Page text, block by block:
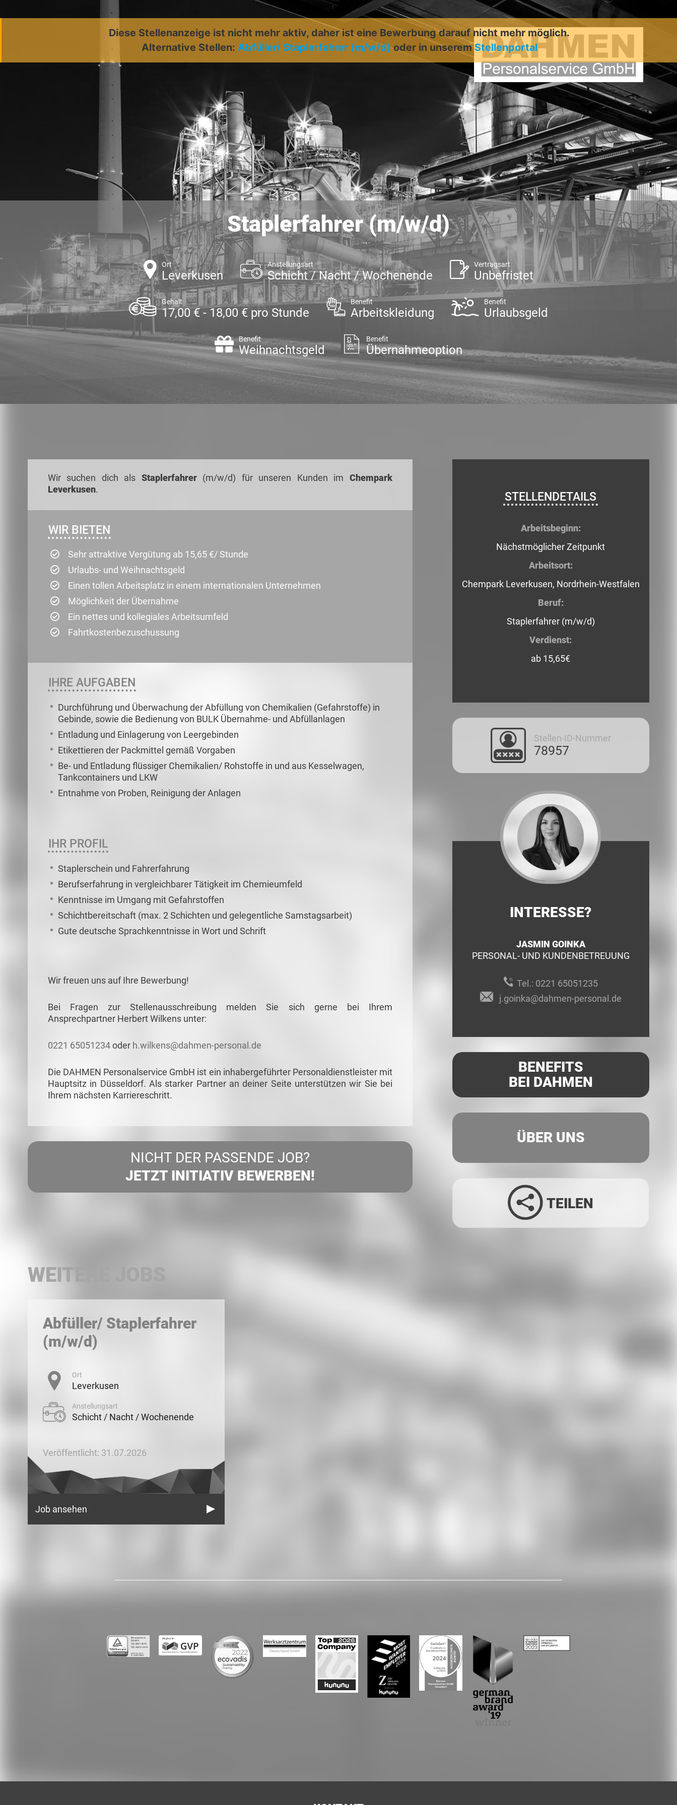
Diese Stellenanzeige ist nicht mehr aktiv, daher ist eine Bewerbung darauf nicht mehr möglich.
Alternative Stellen: Abfüller/ Staplerfahrer (m/w/d) oder in unseremStellenportal
Staplerfahrer (m/w/d)
Ort
Leverkusen
Anstellungsart
Schicht / Nacht / Wochenende
Vertragsart
Unbefristet
Gehalt
17,00 € - 18,00 € pro Stunde
Benefit
Arbeitskleidung
Benefit
Urlaubsgeld
Benefit
Weihnachtsgeld
Benefit
Übernahmeoption
Wir suchen dich als Staplerfahrer(m/w/d) für unseren Kunden im Chempark
Leverkusen.
WIR BIETEN
Sehr attraktive Vergütung ab 15,65 €/ Stunde
Urlaubs- und Weihnachtsgeld
Einen tollen Arbeitsplatz in einem internationalen Unternehmen
Möglichkeit der Übernahme
Ein nettes und kollegiales Arbeitsumfeld
Fahrtkostenbezuschussung
IHRE AUFGABEN
Durchführung und Überwachung der Abfüllung von Chemikalien (Gefahrstoffe) in
Gebinde, sowie die Bedienung von BULK Übernahme- und Abfüllanlagen
Entladung und Einlagerung von Leergebinden
Etikettieren der Packmittel gemäß Vorgaben
Be- und Entladung flüssiger Chemikalien/ Rohstoffe in und aus Kesselwagen,
Tankcontainers und LKW
Entnahme von Proben, Reinigung der Anlagen
IHR PROFIL
Staplerschein und Fahrerfahrung
Berufserfahrung in vergleichbarer Tätigkeit im Chemieumfeld
Kenntnisse im Umgang mit Gefahrstoffen
Schichtbereitschaft (max. 2 Schichten und gelegentliche Samstagsarbeit)
Gute deutsche Sprachkenntnisse in Wort und Schrift
Wir freuen uns auf Ihre Bewerbung!
Bei Fragen zur Stellenausschreibung melden Sie sich gerne bei Ihrem
Ansprechpartner Herbert Wilkens unter:
0221 65051234oder h.wilkens@dahmen-personal.de
Die DAHMEN Personalservice GmbH ist ein inhabergeführter Personaldienstleister mit
Hauptsitz in Düsseldorf. Als starker Partner an deiner Seite unterstützen wir Sie bei
Ihrem nächsten Karriereschritt.
NICHT DER PASSENDE JOB?
JETZT INITIATIV BEWERBEN!
STELLENDETAILS
Arbeitsbeginn:
Nächstmöglicher Zeitpunkt
Arbeitsort:
Chempark Leverkusen, Nordrhein-Westfalen
Beruf:
Staplerfahrer (m/w/d)
Verdienst:
ab 15,65€
Stellen-ID-Nummer
78957
INTERESSE?
JASMIN GOINKA
PERSONAL- UND KUNDENBETREUUNG
Tel.: 0221 65051235
j.goinka@dahmen-personal.de
BENEFITS
BEI DAHMEN
ÜBER UNS
TEILEN
WEITERE JOBS
Abfüller/ Staplerfahrer
(m/w/d)
Ort
Leverkusen
Anstellungsart
Schicht / Nacht / Wochenende
Veröffentlicht: 31.07.2026
Job ansehen